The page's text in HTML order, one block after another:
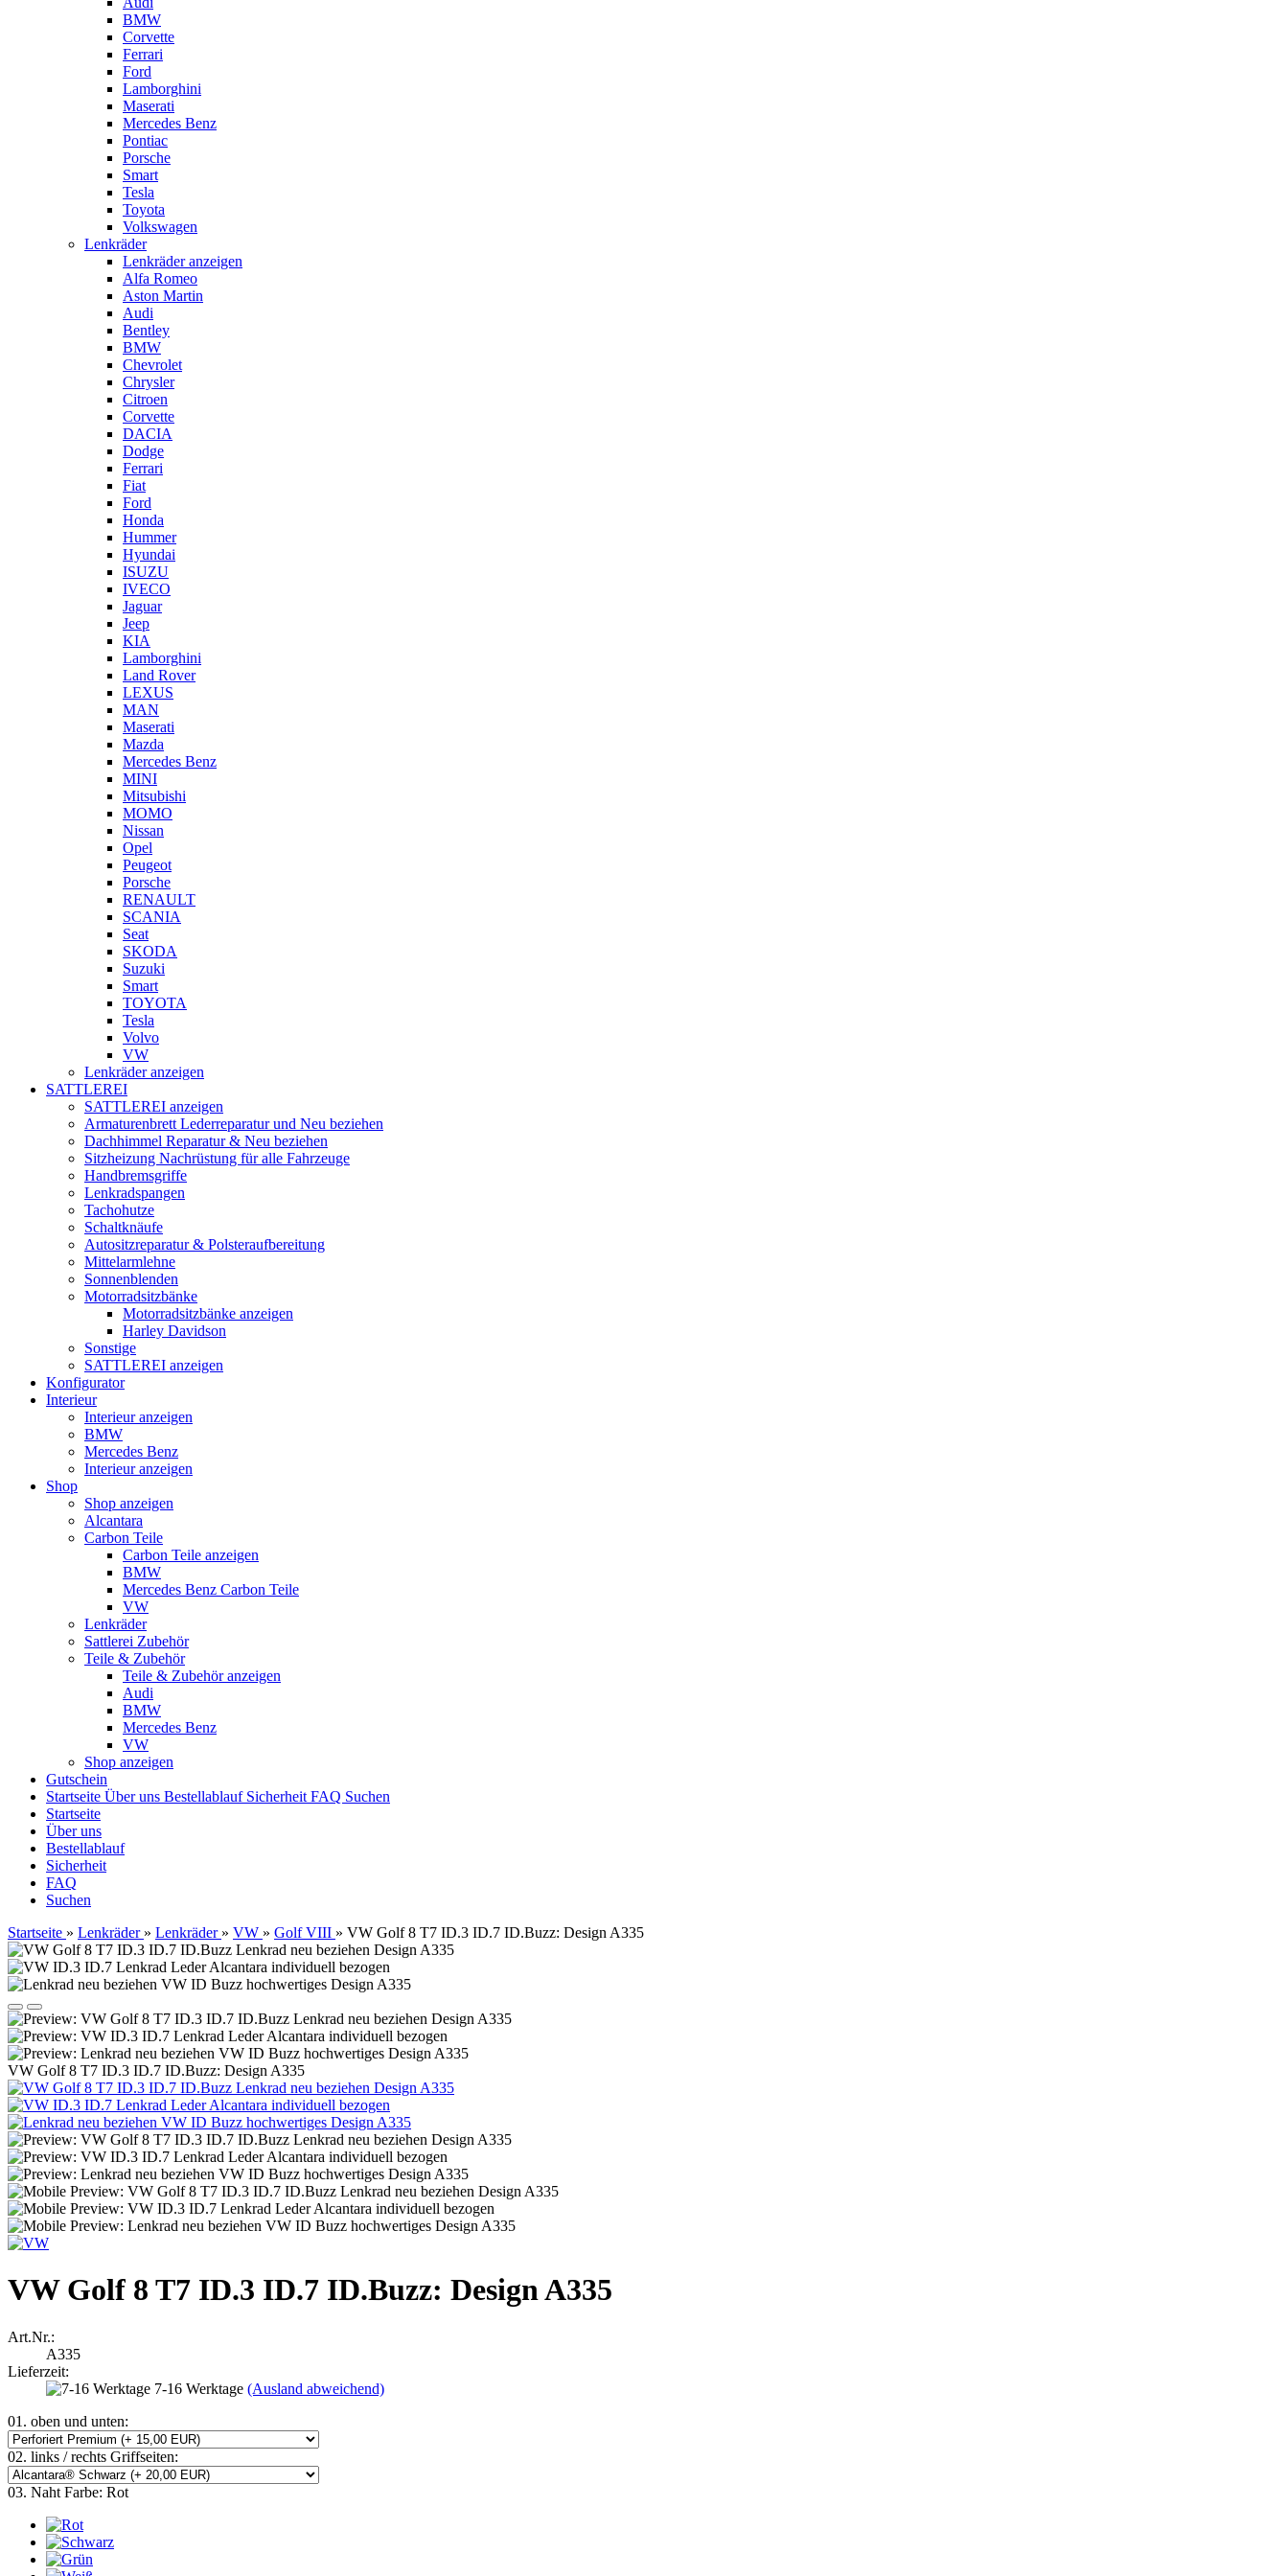
BMW
Corvette
Ferrari
Ford
Lamborghini
Maserati
Mercedes Benz
Pontiac
Porsche
Smart
Tesla
Toyota
Volkswagen
Lenkräder
Lenkräder anzeigen
Alfa Romeo
Aston Martin
Audi
Bentley
BMW
Chevrolet
Chrysler
Citroen
Corvette
DACIA
Dodge
Ferrari
Fiat
Ford
Honda
Hummer
Hyundai
ISUZU
IVECO
Jaguar
Jeep
KIA
Lamborghini
Land Rover
LEXUS
MAN
Maserati
Mazda
Mercedes Benz
MINI
Mitsubishi
MOMO
Nissan
Opel
Peugeot
Porsche
RENAULT
SCANIA
Seat
SKODA
Suzuki
Smart
TOYOTA
Tesla
Volvo
VW
Lenkräder anzeigen
SATTLEREI
SATTLEREI anzeigen
Armaturenbrett Lederreparatur und Neu beziehen
Dachhimmel Reparatur & Neu beziehen
Sitzheizung Nachrüstung für alle Fahrzeuge
Handbremsgriffe
Lenkradspangen
Tachohutze
Schaltknäufe
Autositzreparatur & Polsteraufbereitung
Mittelarmlehne
Sonnenblenden
Motorradsitzbänke
Motorradsitzbänke anzeigen
Harley Davidson
Sonstige
SATTLEREI anzeigen
Konfigurator
Interieur
Interieur anzeigen
BMW
Mercedes Benz
Interieur anzeigen
Shop
Shop anzeigen
Alcantara
Carbon Teile
Carbon Teile anzeigen
BMW
Mercedes Benz Carbon Teile
VW
Lenkräder
Sattlerei Zubehör
Teile & Zubehör
Teile & Zubehör anzeigen
Audi
BMW
Mercedes Benz
VW
Shop anzeigen
Gutschein
Startseite Über uns Bestellablauf Sicherheit FAQ Suchen
Startseite
Über uns
Bestellablauf
Sicherheit
FAQ
Suchen
Startseite » Lenkräder » Lenkräder » VW » Golf VIII » VW Golf 8 T7 ID.3 ID.7 ID.Buzz: Design A335
VW Golf 8 T7 ID.3 ID.7 ID.Buzz: Design A335
VW Golf 8 T7 ID.3 ID.7 ID.Buzz: Design A335
Art.Nr.:
A335
Lieferzeit:
7-16 Werktage (Ausland abweichend)
01. oben und unten:
02. links / rechts Griffseiten:
03. Naht Farbe: Rot